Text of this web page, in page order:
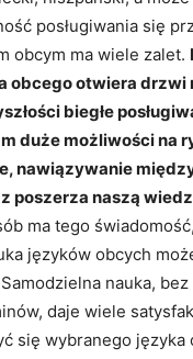
posługiwania się
obcym ma wiele zalet.
obcego otwiera drzwi
biegłe
duże możliwości na
nawiązywanie
poszerza naszą
ma tego
języków obcych
nauka,
daje wiele
się wybranego języka